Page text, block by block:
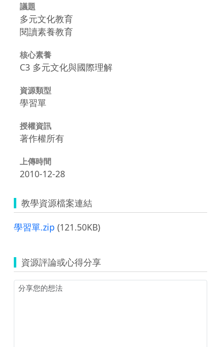
議題
多元文化教育
閱讀素養教育
核心素養
C3 多元文化與國際理解
資源類型
學習單
授權資訊
著作權所有
上傳時間
2010-12-28
教學資源檔案連結
學習單.zip (121.50KB)
資源評論或心得分享